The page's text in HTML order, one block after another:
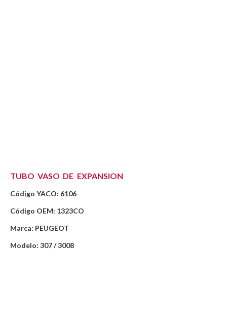
TUBO VASO DE EXPANSION
Código YACO: 6106
Código OEM: 1323CO
Marca: PEUGEOT
Modelo: 307 / 3008